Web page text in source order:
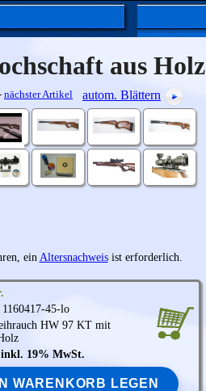
aus Holz
nächster Artikel autom. Blättern
ein Altersnachweisist erforderlich.
45-lo
HW 97 KT mit
inkl. 19% MwSt.
WARENKORB LEGEN